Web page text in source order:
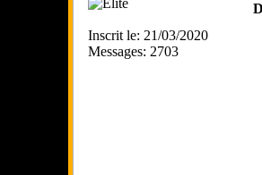
Inscrit le: 21/03/2020
Messages: 2703